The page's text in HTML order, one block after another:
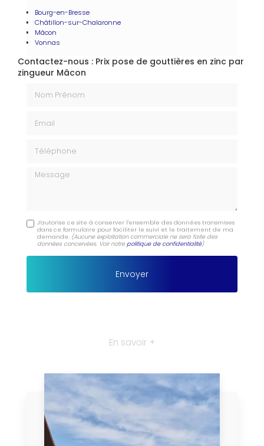
Bourg-en-Bresse
Châtillon-sur-Chalaronne
Mâcon
Vonnas
Contactez-nous : Prix pose de gouttières en zinc par
zingueur Mâcon
Message
J'autorise ce site à conserver l'ensemble des données transmises
dans ce formulaire pour faciliter le suivi et le traitement de ma
demande. (Aucune exploitation commerciale ne sera faite des
données concervées. Voir notrepolitique de confidentialité)
En savoir +